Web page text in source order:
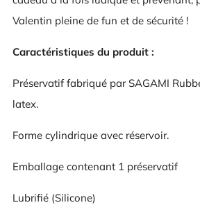
Valentin pleine de fun et de sécurité !
Caractéristiques du produit :
Préservatif fabriqué par SAGAMI
latex.
Forme cylindrique avec réservoir.
Emballage contenant 1 préservatif
Lubrifié (Silicone)